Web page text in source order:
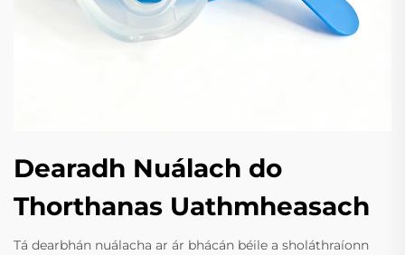
Dearadh Nuálach do
Thorthanas Uathmheasach
Tá dearbhán nuálacha ar ár bhácán béile a sholáthraíonn